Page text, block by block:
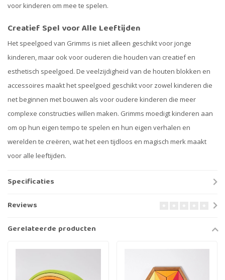
voor kinderen om mee te spelen.
Creatief Spel voor Alle Leeftijden
Het speelgoed van Grimms is niet alleen geschikt voor jonge
kinderen, maar ook voor ouderen die houden van creatief en
esthetisch speelgoed. De veelzijdigheid van de houten blokken en
accessoires maakt het speelgoed geschikt voor zowel kinderen die
net beginnen met bouwen als voor oudere kinderen die meer
complexe constructies willen maken. Grimms moedigt kinderen aan
om op hun eigen tempo te spelen en hun eigen verhalen en
werelden te creëren, wat het een tijdloos en magisch merk maakt
voor alle leeftijden.
Specificaties
Reviews
Gerelateerde producten